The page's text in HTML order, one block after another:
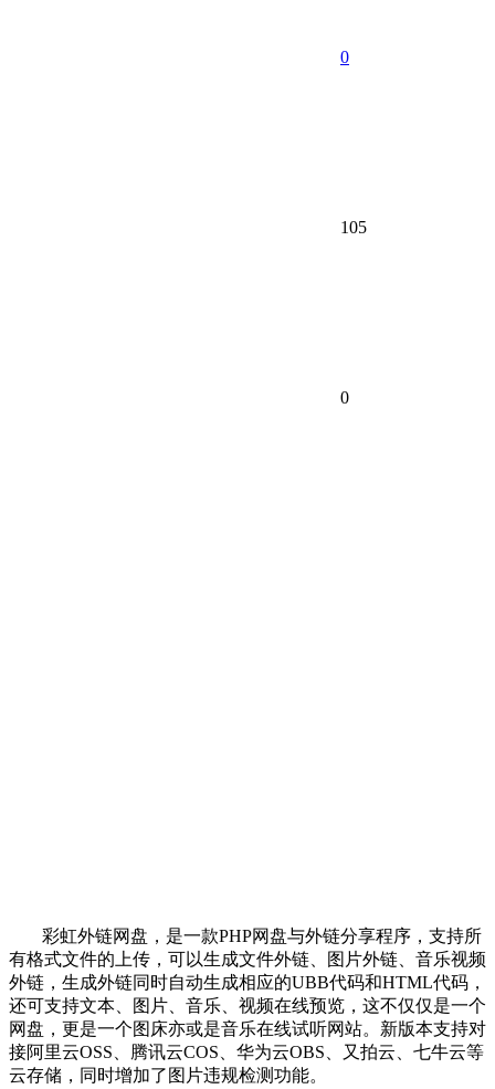
0
105
0
彩虹外链网盘，是一款PHP网盘与外链分享程序，支持所
有格式文件的上传，可以生成文件外链、图片外链、音乐视频
外链，生成外链同时自动生成相应的UBB代码和HTML代码，
还可支持文本、图片、音乐、视频在线预览，这不仅仅是一个
网盘，更是一个图床亦或是音乐在线试听网站。新版本支持对
接阿里云OSS、腾讯云COS、华为云OBS、又拍云、七牛云等
云存储，同时增加了图片违规检测功能。